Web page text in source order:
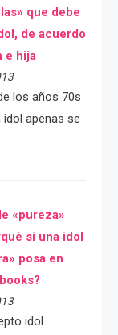
que debe
de acuerdo
e hija
los años 70s
idol apenas se
«pureza»
si una idol
posa en
idol